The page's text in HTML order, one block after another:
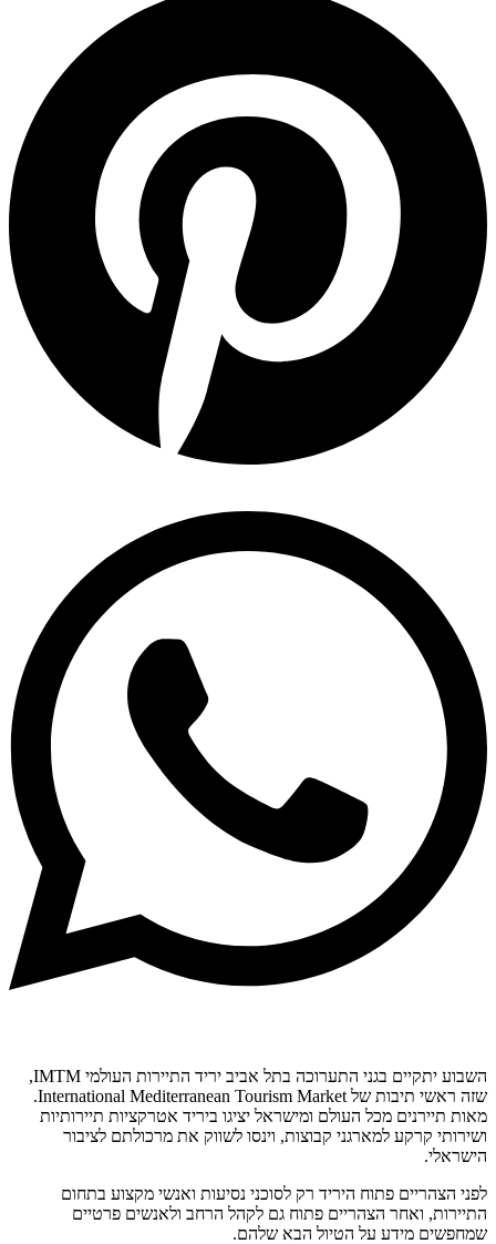
השבוע יתקיים בגני התערוכה בתל אביב יריד התיירות העולמי IMTM,
שזה ראשי תיבות של International Mediterranean Tourism Market.
מאות תיירנים מכל העולם ומישראל יציגו ביריד אטרקציות תיירותיות
ושירותי קרקע למארגני קבוצות, וינסו לשווק את מרכולתם לציבור
הישראלי.
לפני הצהריים פתוח היריד רק לסוכני נסיעות ואנשי מקצוע בתחום
התיירות, ואחר הצהריים פתוח גם לקהל הרחב ולאנשים פרטיים
שמחפשים מידע על הטיול הבא שלהם.